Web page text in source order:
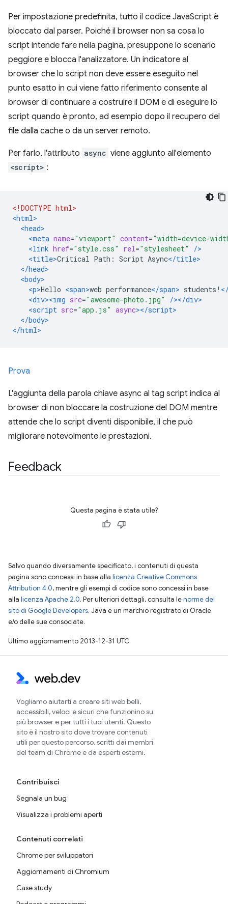
Per impostazione predefinita, tutto il codice JavaScript è
bloccato dal parser. Poiché il browser non sa cosa lo
script intende fare nella pagina, presuppone lo scenario
peggiore e blocca l'analizzatore. Un indicatore al
browser che lo script non deve essere eseguito nel
punto esatto in cui viene fatto riferimento consente al
browser di continuare a costruire il DOM e di eseguire lo
script quando è pronto, ad esempio dopo il recupero del
file dalla cache o da un server remoto.
Per farlo, l'attributo async viene aggiunto all'elemento
<script> :
<!DOCTYPE html>
<html>
<head>
<meta name="viewport" content="width=device-
<link href="style.css" rel="stylesheet"
/>
<title>Critical Path: Script Async</title>
</head>
<body>
<p>Hello <span>web performance</span> students!
<div><img src="awesome-photo.jpg"
/></div>
<script src="app.js" async></script>
</body>
</html>
Prova
L'aggiunta della parola chiave async al tag script indica al
browser di non bloccare la costruzione del DOM mentre
attende che lo script diventi disponibile, il che può
migliorare notevolmente le prestazioni.
Feedback
Questa pagina è stata utile?
Salvo quando diversamente specificato, i contenuti di questa
pagina sono concessi in base alla licenza Creative Commons
Attribution 4.0, mentre gli esempi di codice sono concessi in base
alla licenza Apache 2.0. Per ulteriori dettagli, consulta lenorme del
sito di Google Developers. Java è un marchio registrato di Oracle
e/o delle sue consociate.
Ultimo aggiornamento 2013-12-31 UTC.
Vogliamo aiutarti a creare siti web belli,
accessibili, veloci e sicuri che funzionino su
più browser e per tutti i tuoi utenti. Questo
sito è il nostro sito dove trovare contenuti
utili per questo percorso, scritti dai membri
del team di Chrome e da esperti esterni.
Contribuisci
Segnala un bug
Visualizza i problemi aperti
Contenuti correlati
Chrome per sviluppatori
Aggiornamenti di Chromium
Case study